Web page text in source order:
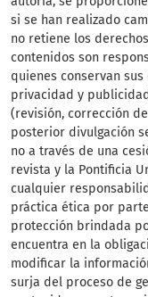
si se han realizado
no retiene los
contenidos son
quienes conservan
privacidad y
(revisión, corrección
posterior divulgación
no a través de una
revista y la Pontificia
cualquier
práctica ética por
protección brindada
encuentra en la
modificar la
surja del proceso de